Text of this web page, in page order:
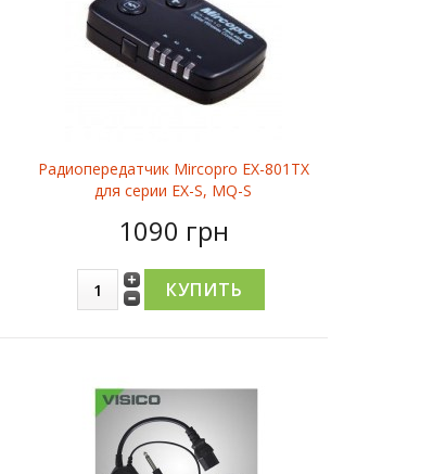
Радиопередатчик Mircopro EX-801TX
для серии EX-S, MQ-S
1090 грн